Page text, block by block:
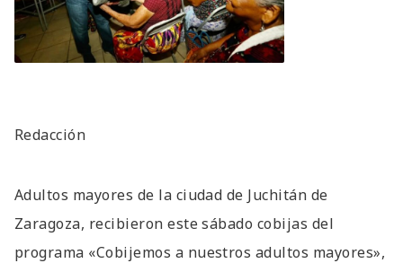
Redacción
Adultos mayores de la ciudad de Juchitán de
Zaragoza, recibieron este sábado cobijas del
programa «Cobijemos a nuestros adultos mayores»,